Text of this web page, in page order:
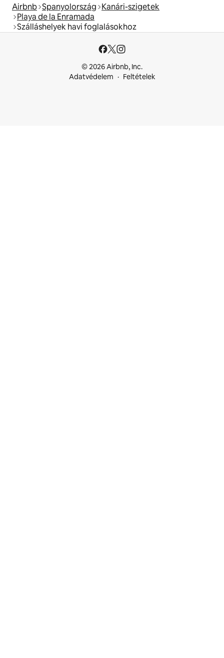
Airbnb Spanyolország Kanári-szigetek
Playa de la Enramada
Szálláshelyek havi foglalásokhoz
© 2026 Airbnb, Inc.
Adatvédelem
Feltételek